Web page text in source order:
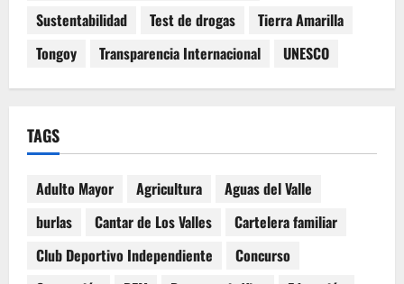
Sustentabilidad
Test de drogas
Tierra Amarilla
Tongoy
Transparencia Internacional UNESCO
TAGS
Adulto Mayor Agricultura
Aguas del Valle
burlas
Cantar de Los Valles
Cartelera familiar
Club Deportivo Independiente
Concurso